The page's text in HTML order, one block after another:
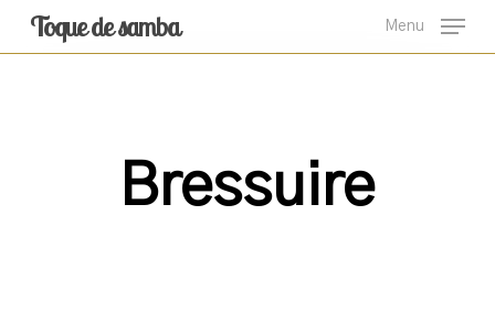
Toque de samba Menu
Bressuire